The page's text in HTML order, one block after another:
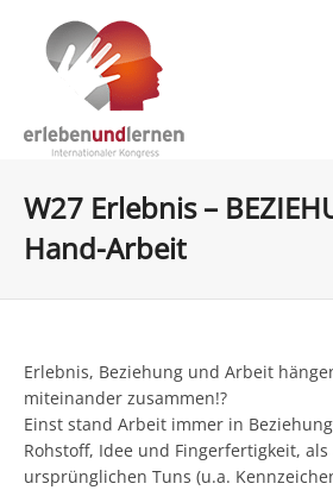
W27 Erlebnis –
Hand-Arbeit
Erlebnis, Beziehung und Arbeit
miteinander zusammen!?
Einst stand Arbeit immer in
Rohstoff, Idee und Fingerfertigkeit, als
ursprünglichen Tuns (u.a.